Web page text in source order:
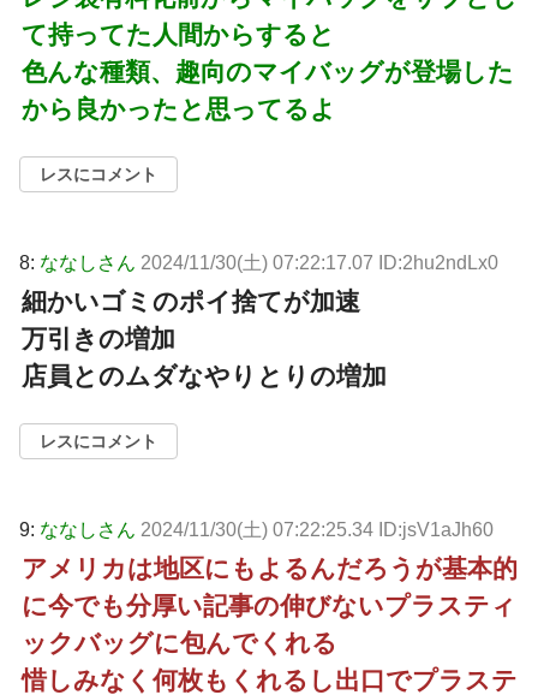
て持ってた人間からすると
色んな種類、趣向のマイバッグが登場した
から良かったと思ってるよ
レスにコメント
8: ななしさん 2024/11/30(土) 07:22:17.07 ID:2hu2ndLx0
細かいゴミのポイ捨てが加速
万引きの増加
店員とのムダなやりとりの増加
レスにコメント
9: ななしさん 2024/11/30(土) 07:22:25.34 ID:jsV1aJh60
アメリカは地区にもよるんだろうが基本的
に今でも分厚い記事の伸びないプラスティ
ックバッグに包んでくれる
惜しみなく何枚もくれるし出口でプラステ